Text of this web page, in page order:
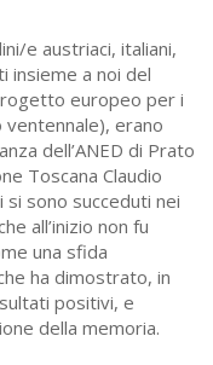
e austriaci, italiani,
insieme a noi del
europeo per i
erano
dell’ANED di Prato
Toscana Claudio
si sono succeduti nei
all’inizio non fu
una sfida
ha dimostrato, in
positivi, e
della memoria.